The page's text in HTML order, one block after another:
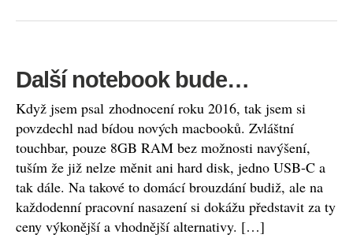
Další notebook bude…
Když jsem psal zhodnocení roku 2016, tak jsem si
povzdechl nad bídou nových macbooků. Zvláštní
touchbar, pouze 8GB RAM bez možnosti navýšení,
tuším že již nelze měnit ani hard disk, jedno USB-C a
tak dále. Na takové to domácí brouzdání budiž, ale na
každodenní pracovní nasazení si dokážu představit za ty
ceny výkonější a vhodnější alternativy. […]